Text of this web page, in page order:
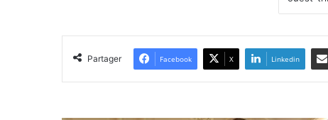
Partager Facebook X Linkedin